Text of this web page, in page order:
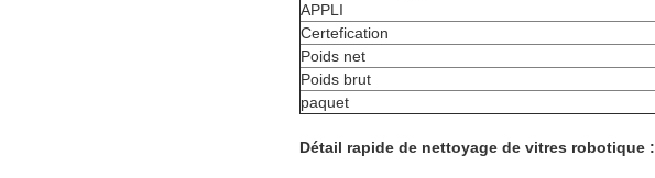
APPLI
Certefication
Poids net
Poids brut
paquet
Détail rapide de nettoyage de vitres robotique :